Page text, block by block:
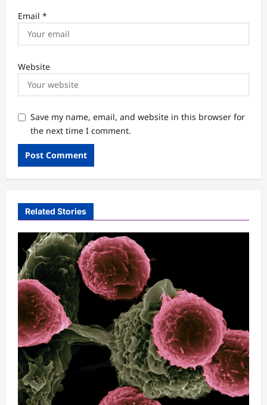
Email *
Website
Save my name, email, and website in this browser for
the next time I comment.
Related Stories